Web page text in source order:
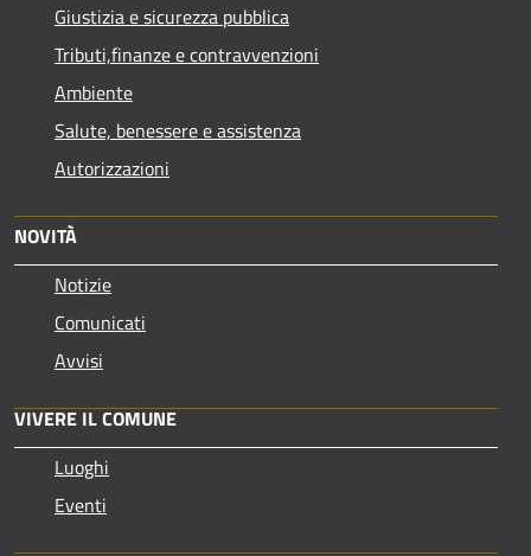
Giustizia e sicurezza pubblica
Tributi,finanze e contravvenzioni
Ambiente
Salute, benessere e assistenza
Autorizzazioni
NOVITÀ
Notizie
Comunicati
Avvisi
VIVERE IL COMUNE
Luoghi
Eventi